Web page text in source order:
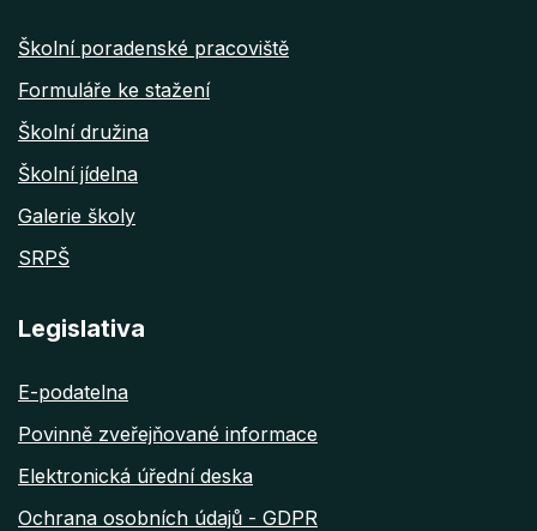
Školní poradenské pracoviště
Formuláře ke stažení
Školní družina
Školní jídelna
Galerie školy
SRPŠ
Legislativa
E-podatelna
Povinně zveřejňované informace
Elektronická úřední deska
Ochrana osobních údajů - GDPR